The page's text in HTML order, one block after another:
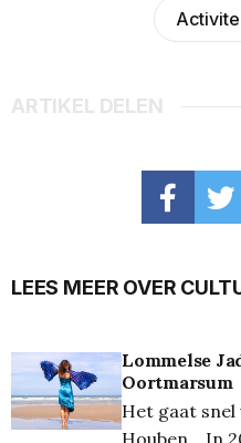
ARTIKEL DELEN
LEES MEER OVER
Lommelse
Oortmarsum
Het gaat snel